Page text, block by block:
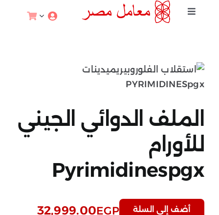
تخطي
Toggle
اختبارات الصحة الجنسية
الصحة والعافية
اختبارات الوقاية
الملف الدوائي الجيني
للأورام
Pyrimidinespgx
أضف إلى السلة 32,999.00EGP